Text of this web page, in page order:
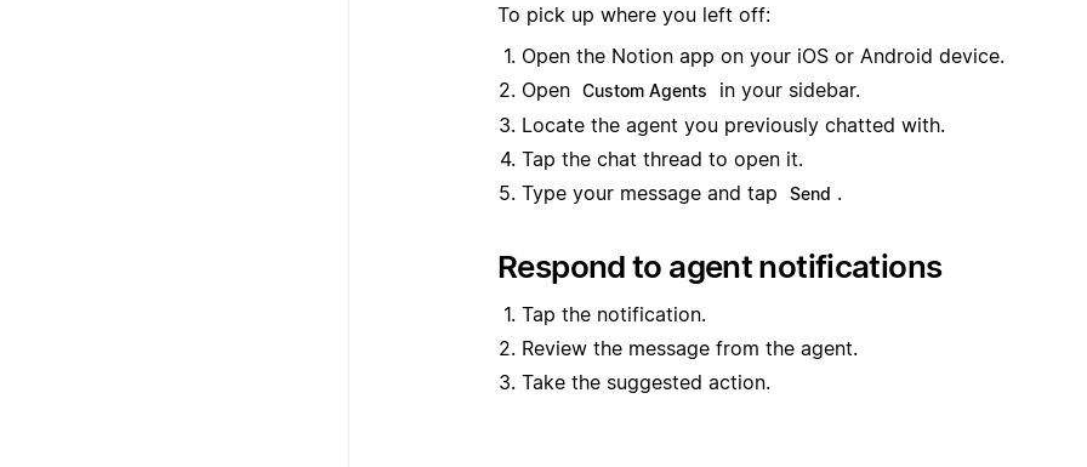
To pick up where you left off:
Open the Notion app on your iOS or Android device.
Open Custom Agents
in your sidebar.
Locate the agent you previously chatted with.
Tap the chat thread to open it.
Type your message and tap
Send .
Respond to agent notifications
Tap the notification.
Review the message from the agent.
Take the suggested action.